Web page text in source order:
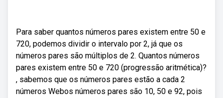
Para saber quantos números pares existem entre 50 e
720, podemos dividir o intervalo por 2, já que os
números pares são múltiplos de 2. Quantos números
pares existem entre 50 e 720 (progressão aritmética)?
, sabemos que os números pares estão a cada 2
números Webos números pares são 10, 50 e 92, pois